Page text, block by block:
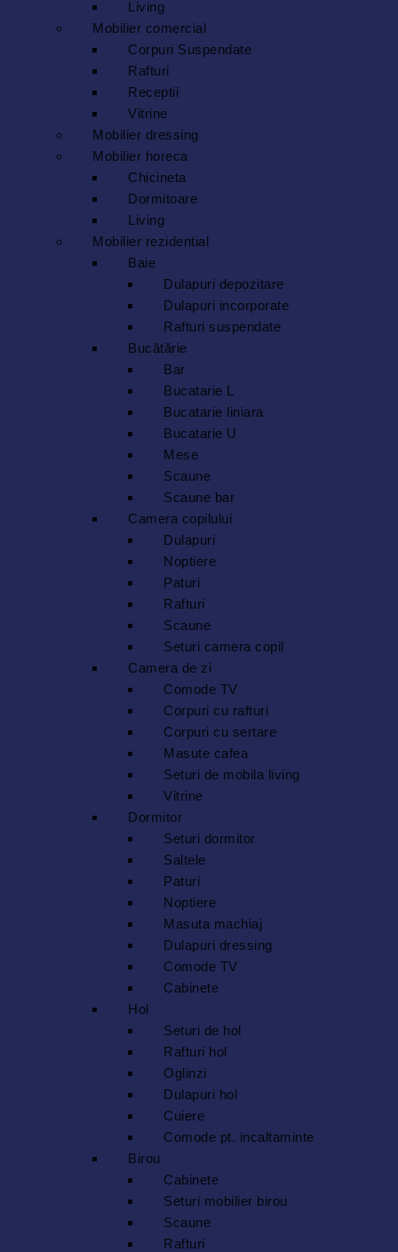
Living
Mobilier comercial
Corpuri Suspendate
Rafturi
Receptii
Vitrine
Mobilier dressing
Mobilier horeca
Chicineta
Dormitoare
Living
Mobilier rezidential
Baie
Dulapuri depozitare
Dulapuri incorporate
Rafturi suspendate
Bucătărie
Bar
Bucatarie L
Bucatarie liniara
Bucatarie U
Mese
Scaune
Scaune bar
Camera copilului
Dulapuri
Noptiere
Paturi
Rafturi
Scaune
Seturi camera copil
Camera de zi
Comode TV
Corpuri cu rafturi
Corpuri cu sertare
Masute cafea
Seturi de mobila living
Vitrine
Dormitor
Seturi dormitor
Saltele
Paturi
Noptiere
Masuta machiaj
Dulapuri dressing
Comode TV
Cabinete
Hol
Seturi de hol
Rafturi hol
Oglinzi
Dulapuri hol
Cuiere
Comode pt. incaltaminte
Birou
Cabinete
Seturi mobilier birou
Scaune
Rafturi